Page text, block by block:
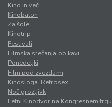
Kino in več
Kinobalon
Za šole
Kinotrip
Festivali
Filmska srečanja ob kavi
Ponedeljki
Film pod zvezdami
Kinosloga. Retrosex.
Noč grozljivk
Letni Kinodvor na Kongresnem trgu